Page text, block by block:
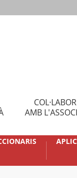
AMB